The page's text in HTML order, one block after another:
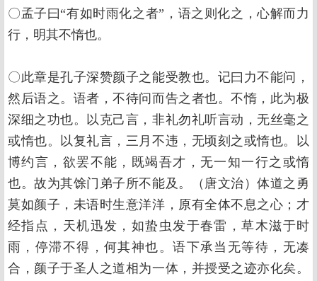
〇孟子曰“有如时雨化之者”，语之则化之，心解而力
行，明其不惰也。
〇此章是孔子深赞颜子之能受教也。记曰力不能问，
然后语之。语者，不待问而告之者也。不惰，此为极
深细之功也。以克己言，非礼勿礼听言动，无丝毫之
或惰也。以复礼言，三月不违，无顷刻之或惰也。以
博约言，欲罢不能，既竭吾才，无一知一行之或惰
也。故为其馀门弟子所不能及。（唐文治）体道之勇
莫如颜子，未语时生意洋洋，原有全体不息之心；才
经指点，天机迅发，如蛰虫发于春雷，草木滋于时
雨，停滞不得，何其神也。语下承当无等待，无凑
合，颜子于圣人之道相为一体，并授受之迹亦化矣。